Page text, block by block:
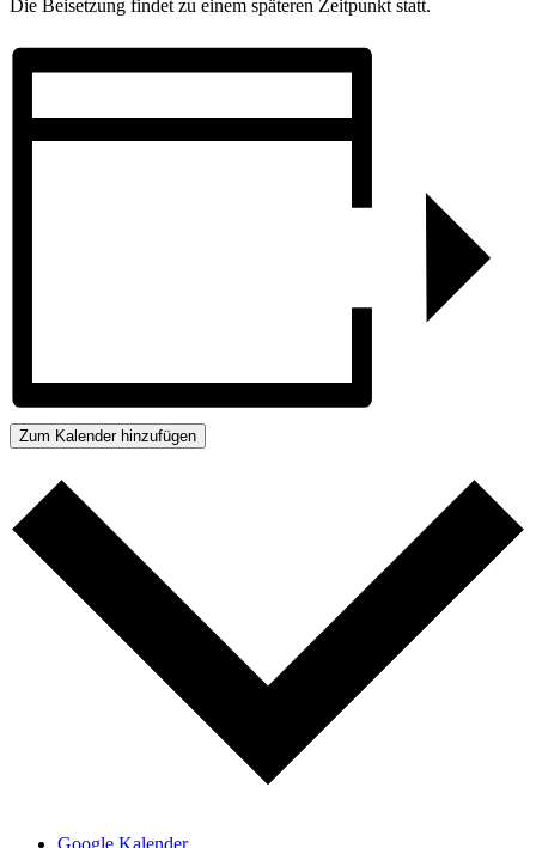
Die Beisetzung findet zu einem späteren Zeitpunkt statt.
Zum Kalender hinzufügen
Google Kalender